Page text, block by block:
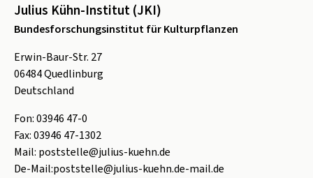
Julius Kühn-Institut (JKI)
Bundesforschungsinstitut für Kulturpflanzen
Erwin-Baur-Str. 27
06484Quedlinburg
Deutschland
Fon:03946 47-0
Fax:03946 47-1302
Mail: poststelle@julius-kuehn.de
De-Mail:poststelle@julius-kuehn.de-mail.de